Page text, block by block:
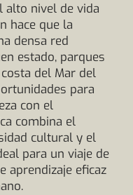
alto nivel de vida
hace que la
densa red
estado, parques
del Mar del
para
con el
combina el
cultural y el
para un viaje de
aprendizaje eficaz